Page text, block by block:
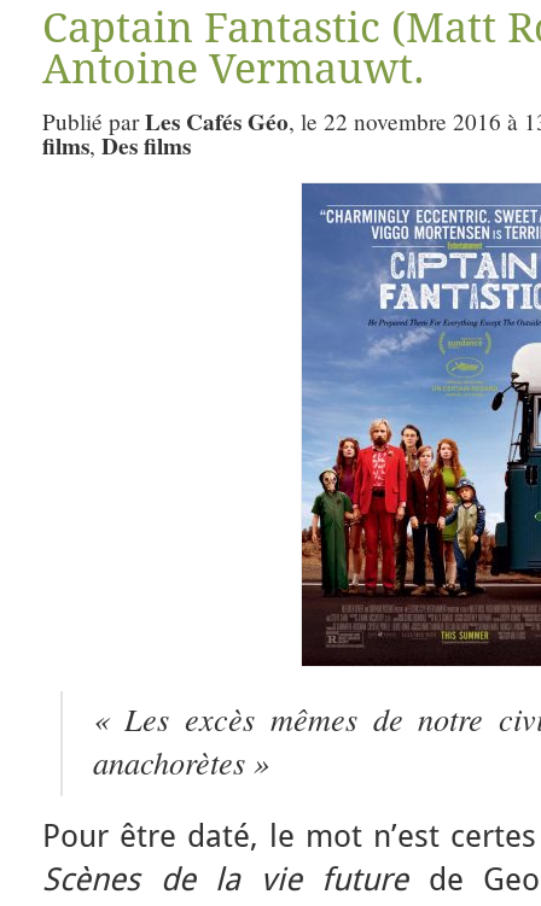
Captain Fantastic (Matt
Antoine Vermauwt.
Publié parLes Cafés Géo, le 22 novembre 2016 à
films, Des films
« Les excès mêmes de notre
anachorètes »
Pour être daté, le mot n’est
Scènes de la vie future de